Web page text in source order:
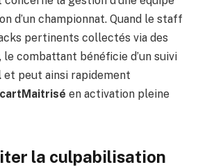
d’un championnat. Quand le staff
pertinents collectés via des
combattant bénéficie d’un suivi
et peut ainsi rapidement
en activation pleine
la culpabilisation